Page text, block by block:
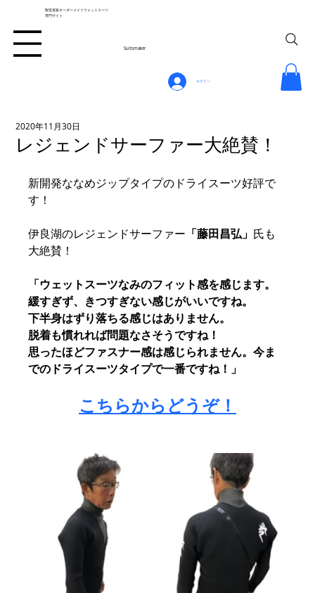
Suitsmaker
製造直販オーダーメイドウェットスーツ
専門サイト
ログイン
レジェンドサーファー大絶賛！
2020年11月30日
新開発ななめジップタイプのドライスーツ好評で
す！
伊良湖のレジェンドサーファー 「藤田昌弘」 氏も
大絶賛！
「ウェットスーツなみのフィット感を感じます。
緩すぎず、きつすぎない感じがいいですね。
下半身はずり落ちる感じはありません。
脱着も慣れれば問題なさそうですね！
思ったほどファスナー感は感じられません。今ま
でのドライスーツタイプで一番ですね！」
こちらからどうぞ！